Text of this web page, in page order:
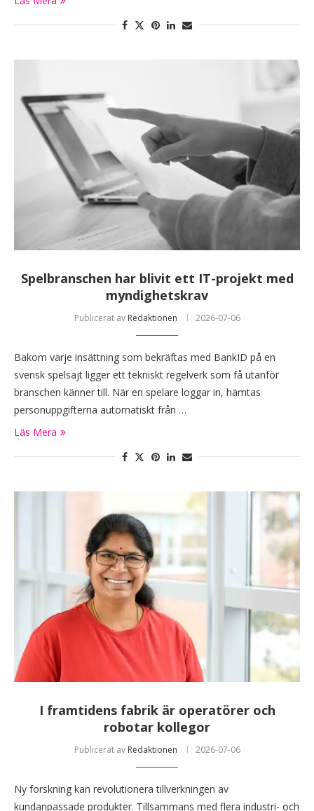
Spelbranschen har blivit ett IT-projekt med
myndighetskrav
Publicerat av Redaktionen 2026-07-06
Bakom varje insättning som bekräftas med BankID på en
svensk spelsajt ligger ett tekniskt regelverk som få utanför
branschen känner till. När en spelare loggar in, hämtas
personuppgifterna automatiskt från …
Läs Mera
I framtidens fabrik är operatörer och
robotar kollegor
Publicerat av Redaktionen 2026-07-06
Ny forskning kan revolutionera tillverkningen av
kundanpassade produkter. Tillsammans med flera industri- och